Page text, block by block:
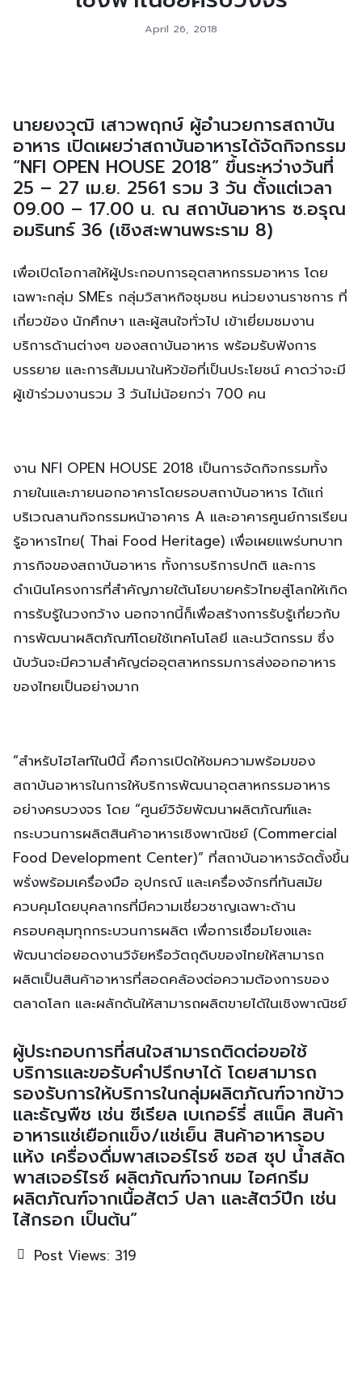
April 26, 2018
นายยงวุฒิ เสาวพฤกษ์ ผู้อำนวยการสถาบัน
อาหาร เปิดเผยว่าสถาบันอาหารได้จัดกิจกรรม
“NFI OPEN HOUSE 2018” ขึ้นระหว่างวันที่
25 – 27 เม.ย. 2561 รวม 3 วัน ตั้งแต่เวลา
09.00 – 17.00 น. ณ สถาบันอาหาร ซ.อรุณ
อมรินทร์ 36 (เชิงสะพานพระราม 8)
เพื่อเปิดโอกาสให้ผู้ประกอบการอุตสาหกรรมอาหาร โดย
เฉพาะกลุ่ม SMEs กลุ่มวิสาหกิจชุมชน หน่วยงานราชการ ที่
เกี่ยวข้อง นักศึกษา และผู้สนใจทั่วไป เข้าเยี่ยมชมงาน
บริการด้านต่างๆ ของสถาบันอาหาร พร้อมรับฟังการ
บรรยาย และการสัมมนาในหัวข้อที่เป็นประโยชน์ คาดว่าจะมี
ผู้เข้าร่วมงานรวม 3 วันไม่น้อยกว่า 700 คน
งาน NFI OPEN HOUSE 2018 เป็นการจัดกิจกรรมทั้ง
ภายในและภายนอกอาคารโดยรอบสถาบันอาหาร ได้แก่
บริเวณลานกิจกรรมหน้าอาคาร A และอาคารศูนย์การเรียน
รู้อาหารไทย( Thai Food Heritage) เพื่อเผยแพร่บทบาท
ภารกิจของสถาบันอาหาร ทั้งการบริการปกติ และการ
ดำเนินโครงการที่สำคัญภายใต้นโยบายครัวไทยสู่โลกให้เกิด
การรับรู้ในวงกว้าง นอกจากนี้ก็เพื่อสร้างการรับรู้เกี่ยวกับ
การพัฒนาผลิตภัณฑ์โดยใช้เทคโนโลยี และนวัตกรรม ซึ่ง
นับวันจะมีความสำคัญต่ออุตสาหกรรมการส่งออกอาหาร
ของไทยเป็นอย่างมาก
“สำหรับไฮไลท์ในปีนี้ คือการเปิดให้ชมความพร้อมของ
สถาบันอาหารในการให้บริการพัฒนาอุตสาหกรรมอาหาร
อย่างครบวงจร โดย “ศูนย์วิจัยพัฒนาผลิตภัณฑ์และ
กระบวนการผลิตสินค้าอาหารเชิงพาณิชย์ (Commercial
Food Development Center)” ที่สถาบันอาหารจัดตั้งขึ้น
พรั่งพร้อมเครื่องมือ อุปกรณ์ และเครื่องจักรที่ทันสมัย
ควบคุมโดยบุคลากรที่มีความเชี่ยวชาญเฉพาะด้าน
ครอบคลุมทุกกระบวนการผลิต เพื่อการเชื่อมโยงและ
พัฒนาต่อยอดงานวิจัยหรือวัตถุดิบของไทยให้สามารถ
ผลิตเป็นสินค้าอาหารที่สอดคล้องต่อความต้องการของ
ตลาดโลก และผลักดันให้สามารถผลิตขายได้ในเชิงพาณิชย์
ผู้ประกอบการที่สนใจสามารถติดต่อขอใช้
บริการและขอรับคำปรึกษาได้ โดยสามารถ
รองรับการให้บริการในกลุ่มผลิตภัณฑ์จากข้าว
และธัญพืช เช่น ซีเรียล เบเกอร์รี่ สแน็ค สินค้า
อาหารแช่เยือกแข็ง/แช่เย็น สินค้าอาหารอบ
แห้ง เครื่องดื่มพาสเจอร์ไรซ์ ซอส ซุป น้ำสลัด
พาสเจอร์ไรซ์ ผลิตภัณฑ์จากนม ไอศกรีม
ผลิตภัณฑ์จากเนื้อสัตว์ ปลา และสัตว์ปีก เช่น
ไส้กรอก เป็นต้น”
Post Views: 319